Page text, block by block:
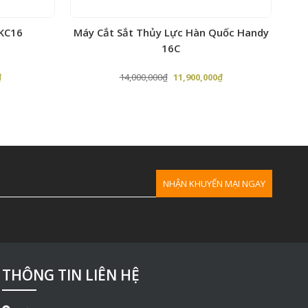
Giá
Máy Cắt Sắt Thủy Lực Hàn Quốc Handy
16C
14,000,000₫ Giá
11,900,000₫Giá
THÔNG TIN LIÊN HỆ